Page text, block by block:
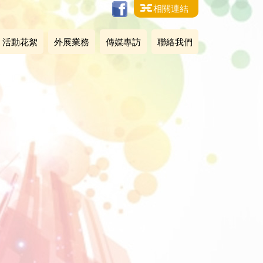
相關連結
活動花絮 外展業務 傳媒專訪 聯絡我們